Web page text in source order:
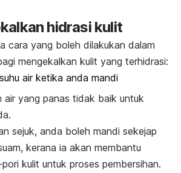
hidrasi kulit
cara yang boleh dilakukan dalam
mengekalkan kulit yang terhidrasi:
air ketika anda mandi
air yang panas tidak baik untuk
sejuk, anda boleh mandi sekejap
kerana ia akan membantu
kulit untuk proses pembersihan.